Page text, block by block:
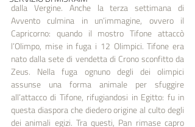
dalla Vergine. Anche la terza settimana di
Avvento culmina in un’immagine, ovvero il
Capricorno: quando il mostro Tifone attaccò
l’Olimpo, mise in fuga i 12 Olimpici. Tifone era
nato dalla sete di vendetta di Crono sconfitto da
Zeus. Nella fuga ognuno degli dei olimpici
assunse una forma animale per sfuggire
all’attacco di Tifone, rifugiandosi in Egitto: fu in
questa diaspora che diedero origine al culto degli
dei animali egizi. Tra questi, Pan rimase capro